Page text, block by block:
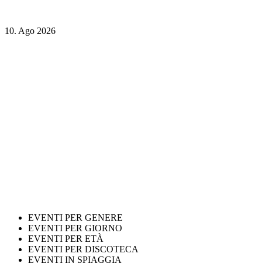
10. Ago 2026
EVENTI PER GENERE
EVENTI PER GIORNO
EVENTI PER ETÀ
EVENTI PER DISCOTECA
EVENTI IN SPIAGGIA